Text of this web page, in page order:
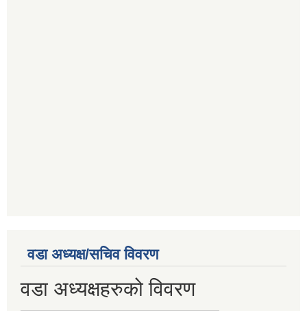
वडा अध्यक्ष/सचिव विवरण
वडा अध्यक्षहरुको विवरण